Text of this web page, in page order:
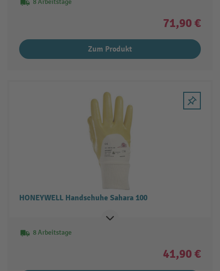
71,90 €
Zum Produkt
HONEYWELL Handschuhe Sahara 100
8 Arbeitstage
41,90 €